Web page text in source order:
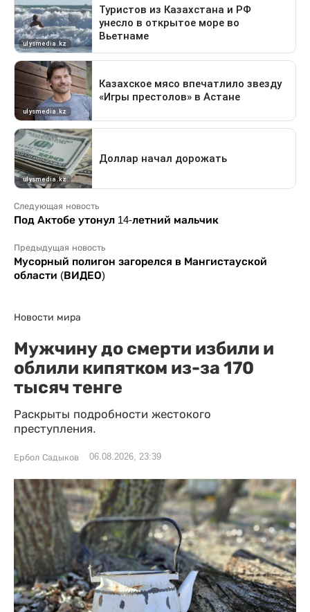
Следующая новость
Под Актобе утонул 14-летний мальчик
Предыдущая новость
Мусорный полигон загорелся в Мангистауской
области (ВИДЕО)
Новости мира
Мужчину до смерти избили и
облили кипятком из-за 170
тысяч тенге
Раскрыты подробности жестокого
преступления.
Ербол Садыков 06.08.2026, 23:39